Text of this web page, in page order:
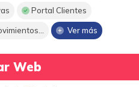
Portal Clientes
Ver más
Web